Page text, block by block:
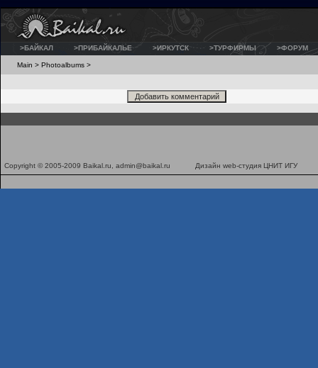
>БАЙКАЛ >ПРИБАЙКАЛЬЕ >ИРКУТСК >ТУРФИРМЫ >ФОРУМ
Main > Photoalbums >
Copyright © 2005-2009 Baikal.ru, admin@baikal.ru Дизайн web-студия ЦНИТ ИГУ